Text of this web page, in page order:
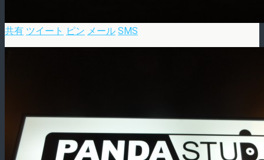
共有 ツイート ピン メール SMS